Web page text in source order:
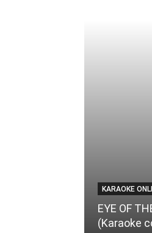
KARAOKE
EYE OF
(Karaoke